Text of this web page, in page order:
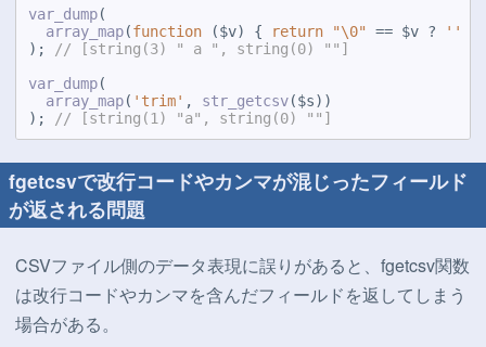
var_dump(
array_map(function ($v) { return "\0" == $v ? ''
);
// [string(3) " a ", string(0) ""]
var_dump(
array_map( 'trim' , str_getcsv($s))
);
// [string(1) "a", string(0) ""]
fgetcsvで改行コードやカンマが混じったフィールド
が返される問題
CSVファイル側のデータ表現に誤りがあると、fgetcsv関数
は改行コードやカンマを含んだフィールドを返してしまう
場合がある。